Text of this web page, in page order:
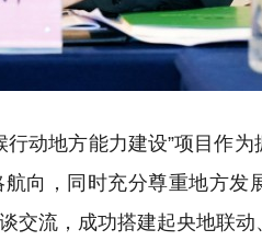
动地方能力建设”项目作
向，同时充分尊重地方发
交流，成功搭建起央地联